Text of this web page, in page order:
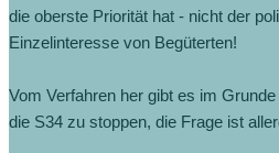
die oberste Priorität hat - nicht der
Einzelinteresse von Begüterten!
Vom Verfahren her gibt es im
die S34 zu stoppen, die Frage ist